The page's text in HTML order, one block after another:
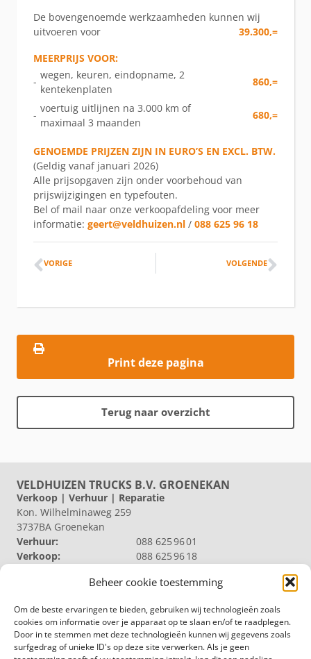
Beheer cookie toestemming
Om de beste ervaringen te bieden, gebruiken wij technologieën zoals
cookies om informatie over je apparaat op te slaan en/of te raadplegen.
Door in te stemmen met deze technologieën kunnen wij gegevens zoals
surfgedrag of unieke ID's op deze site verwerken. Als je geen
De bovengenoemde werkzaamheden kunnen wij
uitvoeren voor
39.300,=
MEERPRIJS VOOR:
-
wegen, keuren, eindopname, 2
kentekenplaten
860,=
-
voertuig uitlijnen na 3.000 km of
maximaal 3 maanden
680,=
GENOEMDE PRIJZEN ZIJN IN EURO’S EN EXCL. BTW.
(Geldig vanaf januari 2026)
Alle prijsopgaven zijn onder voorbehoud van
prijswijzigingen en typefouten.
Bel of mail naar onze verkoopafdeling voor meer
informatie: geert@veldhuizen.nl / 088 625 96 18
VOLGENDE
VORIGE
Print deze pagina
Terug naar overzicht
VELDHUIZEN TRUCKS B.V. GROENEKAN
Verkoop | Verhuur | Reparatie
Kon. Wilhelminaweg 259
3737BA Groenekan
Verhuur:
088 625 96 01
Verkoop:
088 625 96 18
088 625 96 00
Productie | Magazijn
Nieuw Loosdrechtsedijk 40
1231 KZ Loosdrecht
Magazijn:
088 625 96 60